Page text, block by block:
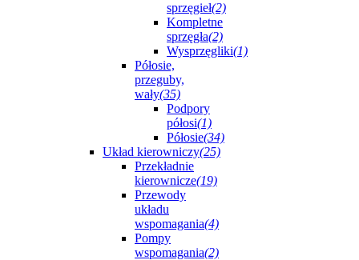
sprzęgieł(2)
Kompletne
sprzęgła(2)
Wysprzęgliki(1)
Półosie,
przeguby,
wały(35)
Podpory
półosi(1)
Półosie(34)
Układ kierowniczy(25)
Przekładnie
kierownicze(19)
Przewody
układu
wspomagania(4)
Pompy
wspomagania(2)